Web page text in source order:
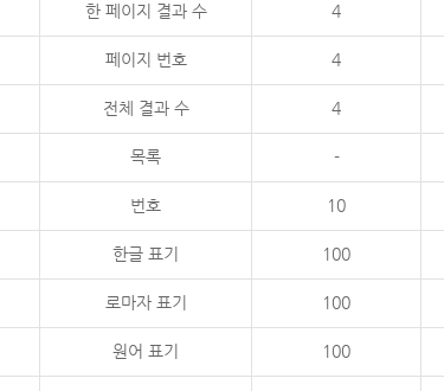
한 페이지 결과 수 4
페이지 번호 4
전체 결과 수 4
목록 -
번호 10
한글 표기 100
로마자 표기 100
원어 표기 100